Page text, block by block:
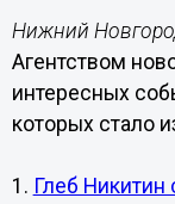
Нижний
Агентством
интересных
которых стало
1. Глеб